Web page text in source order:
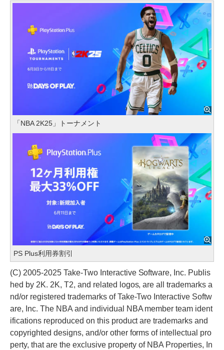
「NBA 2K25」トーナメント
PS Plus利用券割引
(C) 2005-2025 Take-Two Interactive Software, Inc. Publis
hed by 2K. 2K, T2, and related logos, are all trademarks a
nd/or registered trademarks of Take-Two Interactive Softw
are, Inc. The NBA and individual NBA member team ident
ifications reproduced on this product are trademarks and
copyrighted designs, and/or other forms of intellectual pro
perty, that are the exclusive property of NBA Properties, In